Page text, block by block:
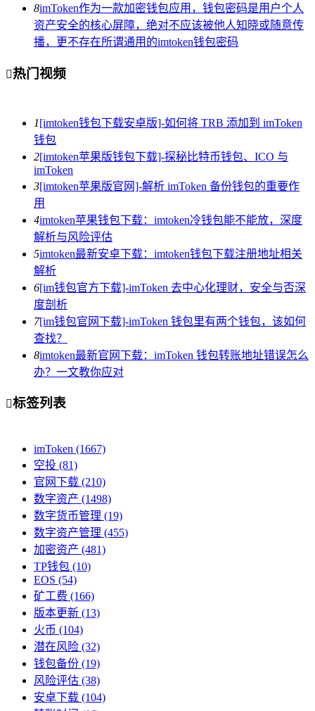
8imToken作为一款加密钱包应用，钱包密码是用户个人
资产安全的核心屏障，绝对不应该被他人知晓或随意传
播，更不存在所谓通用的imtoken钱包密码
热门视频
1[imtoken钱包下载安卓版]-如何将 TRB 添加到 imToken
钱包
2[imtoken苹果版钱包下载]-探秘比特币钱包、ICO 与
imToken
3[imtoken苹果版官网]-解析 imToken 备份钱包的重要作
用
4imtoken苹果钱包下载：imtoken冷钱包能不能放，深度
解析与风险评估
5imtoken最新安卓下载：imtoken钱包下载注册地址相关
解析
6[im钱包官方下载]-imToken 去中心化理财，安全与否深
度剖析
7[im钱包官网下载]-imToken 钱包里有两个钱包，该如何
查找？
8imtoken最新官网下载：imToken 钱包转账地址错误怎么
办？一文教你应对
标签列表
imToken (1667)
空投 (81)
官网下载 (210)
数字资产 (1498)
数字货币管理 (19)
数字资产管理 (455)
加密资产 (481)
TP钱包 (10)
EOS (54)
矿工费 (166)
版本更新 (13)
火币 (104)
潜在风险 (32)
钱包备份 (19)
风险评估 (38)
安卓下载 (104)